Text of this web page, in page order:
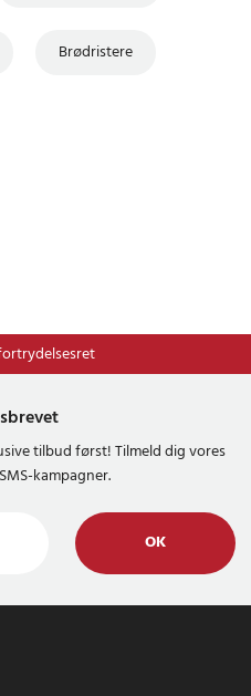
Brødristere
mobilepay og dankort
tilbud først! Tilmeld dig vores
kampagner.
OK